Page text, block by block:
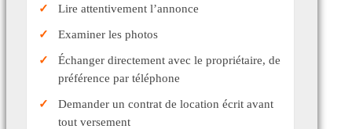
Lire attentivement l’annonce
Examiner les photos
Échanger directement avec le propriétaire, de
préférence par téléphone
Demander un contrat de location écrit avant
tout versement